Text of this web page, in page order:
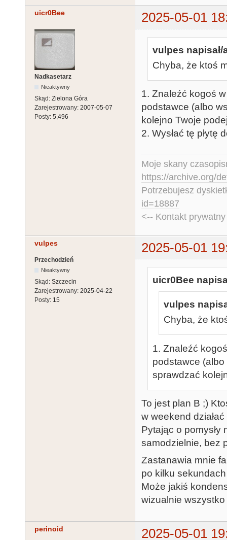
uicr0Bee 2025-05-01
Nadkasetarz
Nieaktywny
Skąd: Zielona Góra
Zarejestrowany: 2007-05-07
Posty: 5,496
vulpes napisał/
Chyba, że ktoś
1. Znaleźć kogoś
podstawce (albo
kolejno Twoje
2. Wysłać tę płytę
Moje skany
https://archive.org/
Potrzebujesz
id=18887
<-- Kontakt
vulpes 2025-05-01
Przechodzień
Nieaktywny
Skąd: Szczecin
Zarejestrowany: 2025-04-22
Posty: 15
uicr0Bee
vulpes
Chyba, że
1. Znaleźć
podstawce (albo
sprawdzać
To jest plan B ;)
w weekend działać
Pytając o pomysły
samodzielnie, bez
Zastanawia mnie
po kilku
Może jakiś
wizualnie
perinoid 2025-05-01